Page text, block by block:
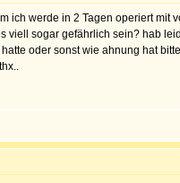
werde in 2 Tagen operiert
sogar gefährlich sein? hab
oder sonst wie ahnung hat